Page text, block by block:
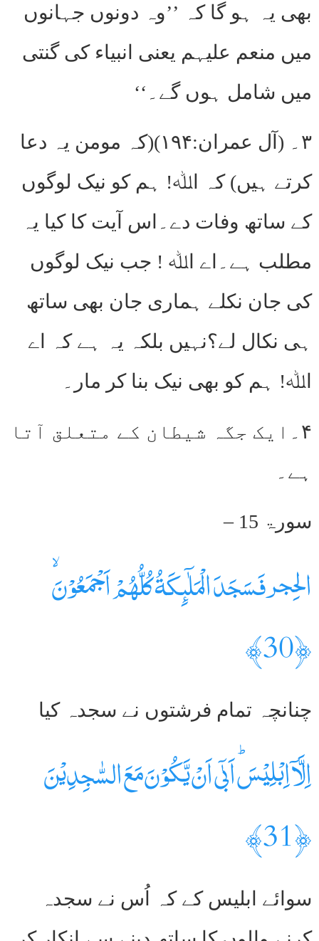
بھی یہ ہو گا کہ ’’وہ دونوں جہانوں
میں منعم علیہم یعنی انبیاء کی گنتی
میں شامل ہوں گے۔‘‘
۳۔ (آل عمران:۱۹۴)(کہ مومن یہ دعا
کرتے ہیں) کہ اﷲ! ہم کو نیک لوگوں
کے ساتھ وفات دے۔اس آیت کا کیا یہ
مطلب ہے۔اے اﷲ ! جب نیک لوگوں
کی جان نکلے ہماری جان بھی ساتھ
ہی نکال لے؟نہیں بلکہ یہ ہے کہ اے
اﷲ! ہم کو بھی نیک بنا کر مار۔
۴۔ایک جگہ شیطان کے متعلق آتا
ہے۔
سورۃ 15 –
الحِجرفَسَجَدَ الۡمَلٰۤٮِٕكَةُ كُلُّهُمۡ اَجۡمَعُوۡنَۙ
﴿30﴾
چنانچہ تمام فرشتوں نے سجدہ کیا
اِلَّاۤ اِبۡلِيۡسَؕ اَبٰٓى اَنۡ يَّكُوۡنَ مَعَ السّٰجِدِيۡنَ
﴿31﴾
سوائے ابلیس کے کہ اُس نے سجدہ